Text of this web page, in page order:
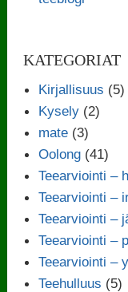
KATEGORIAT
Kirjallisuus (5)
Kysely (2)
mate (3)
Oolong (41)
Teearviointi –
Teearviointi –
Teearviointi –
Teearviointi –
Teearviointi –
Teehulluus (5)